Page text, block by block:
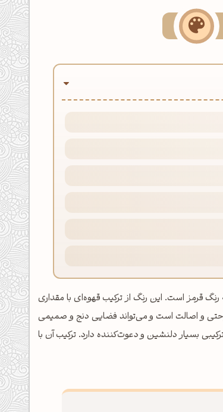
و متوسط با ته رنگ قرمز است. این رنگ از ترکیب قهوه‌ای با مقداری
راحتی و اصالت است و می‌تواند فضایی دنج و صمیمی
بسیار دلنشین و دعوت‌کننده دارد. ترکیب آن با